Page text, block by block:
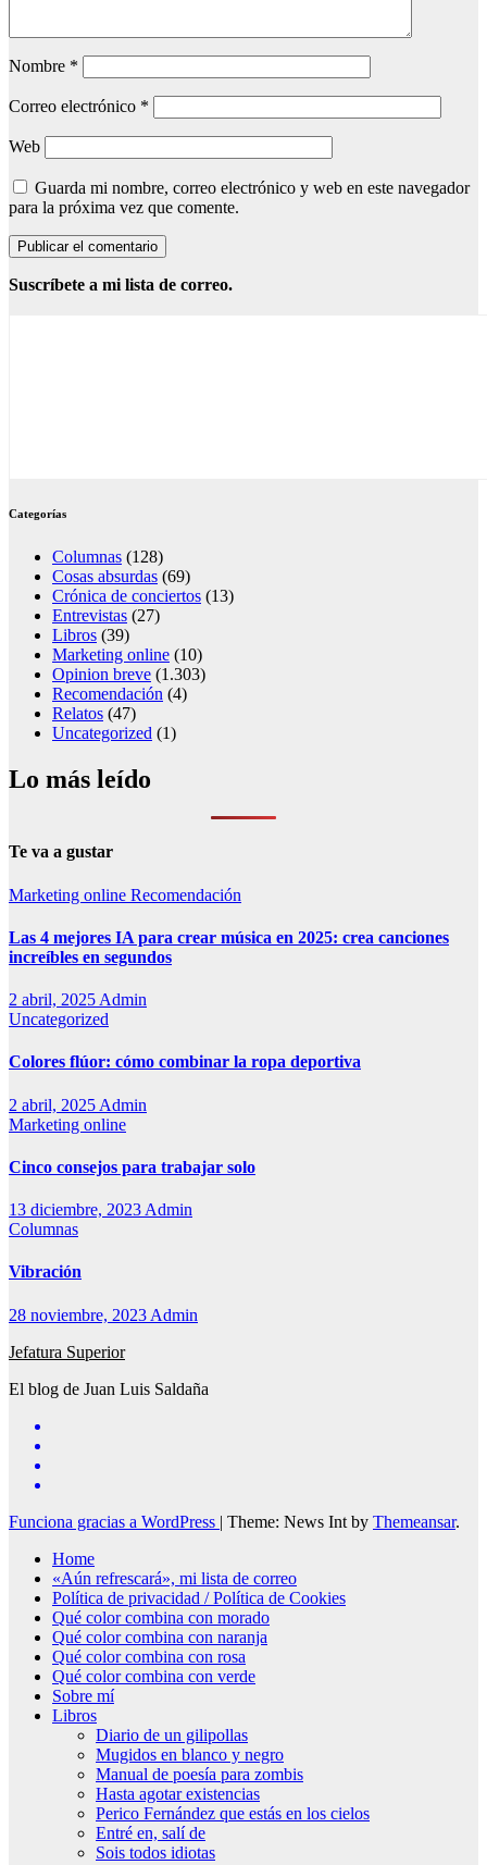
Nombre *
Correo electrónico *
Web
Guarda mi nombre, correo electrónico y web en este navegador
para la próxima vez que comente.
Suscríbete a mi lista de correo.
Categorías
Columnas (128)
Cosas absurdas (69)
Crónica de conciertos (13)
Entrevistas (27)
Libros (39)
Marketing online (10)
Opinion breve (1.303)
Recomendación (4)
Relatos (47)
Uncategorized (1)
Lo más leído
Te va a gustar
Marketing online Recomendación
Las 4 mejores IA para crear música en 2025: crea canciones
increíbles en segundos
2 abril, 2025 Admin
Uncategorized
Colores flúor: cómo combinar la ropa deportiva
2 abril, 2025 Admin
Marketing online
Cinco consejos para trabajar solo
13 diciembre, 2023 Admin
Columnas
Vibración
28 noviembre, 2023 Admin
Jefatura Superior
El blog de Juan Luis Saldaña
Funciona gracias a WordPress | Theme: News Int by Themeansar.
Home
«Aún refrescará», mi lista de correo
Política de privacidad / Política de Cookies
Qué color combina con morado
Qué color combina con naranja
Qué color combina con rosa
Qué color combina con verde
Sobre mí
Libros
Diario de un gilipollas
Mugidos en blanco y negro
Manual de poesía para zombis
Hasta agotar existencias
Perico Fernández que estás en los cielos
Entré en, salí de
Sois todos idiotas